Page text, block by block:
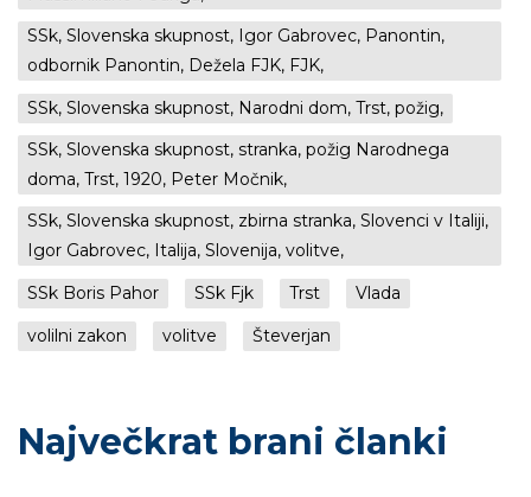
SSk, Slovenska skupnost, Igor Gabrovec, Panontin,
odbornik Panontin, Dežela FJK, FJK,
SSk, Slovenska skupnost, Narodni dom, Trst, požig,
SSk, Slovenska skupnost, stranka, požig Narodnega
doma, Trst, 1920, Peter Močnik,
SSk, Slovenska skupnost, zbirna stranka, Slovenci v Italiji,
Igor Gabrovec, Italija, Slovenija, volitve,
SSk Boris Pahor
SSk Fjk Trst
Vlada
volilni zakon
volitve Števerjan
Največkrat brani članki